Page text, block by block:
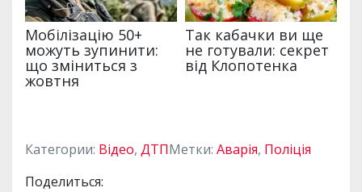
Категории: Відео, ДТПМетки: Аварія, Поліція
Поделиться: